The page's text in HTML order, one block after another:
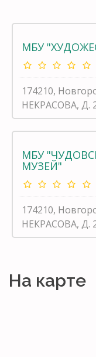
МБУ
174210,
НЕКРАСОВА, Д.
МБУ
МУЗЕЙ"
174210,
НЕКРАСОВА, Д.
На карте